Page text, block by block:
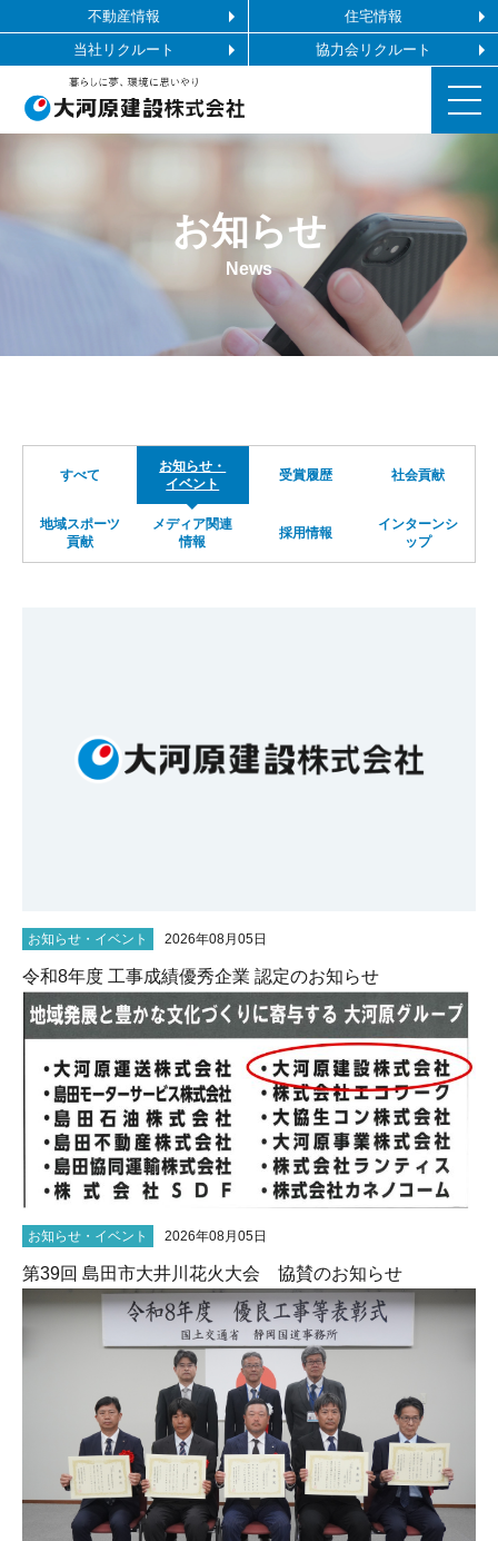
不動産情報
住宅情報
当社リクルート
協力会リクルート
協力会社の皆様へ
お問い合わせ
サイトマップ
施工ギャラリー お知らせ
News
すべて
お知らせ・
イベント
受賞履歴 社会貢献
地域スポーツ
貢献
メディア関連
情報
採用情報
インターンシ
ップ
お知らせ・イベント 2026年08月05日
令和8年度 工事成績優秀企業 認定のお知らせ
お知らせ・イベント 2026年08月05日
第39回 島田市大井川花火大会 協賛のお知らせ